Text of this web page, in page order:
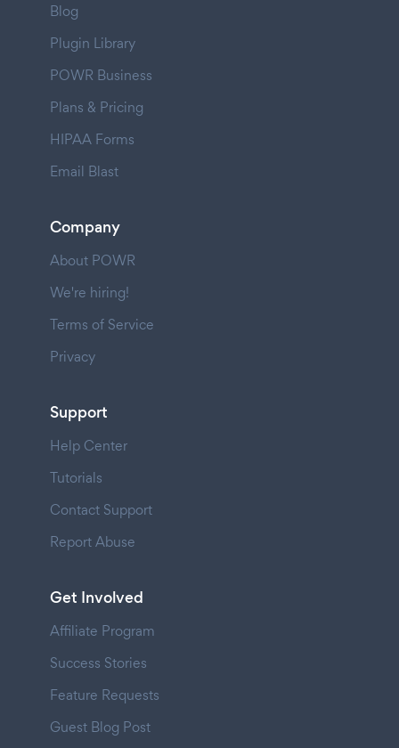
Blog
Plugin Library
POWR Business
Plans & Pricing
HIPAA Forms
Email Blast
Company
About POWR
We're hiring!
Terms of Service
Privacy
Support
Help Center
Tutorials
Contact Support
Report Abuse
Get Involved
Affiliate Program
Success Stories
Feature Requests
Guest Blog Post